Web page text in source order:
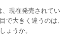
、現在発売されてい
で大きく違うのは、
ょうか。